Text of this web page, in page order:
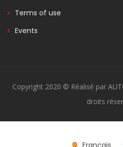
Terms of use
Events
Copyright 2020 © Réalisé par
droits